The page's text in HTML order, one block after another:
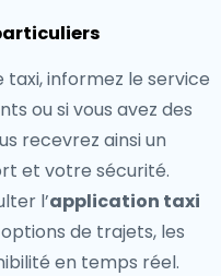
informez le service
ou si vous avez des
recevrez ainsi un
et votre sécurité.
l’application taxi
de trajets, les
en temps réel.